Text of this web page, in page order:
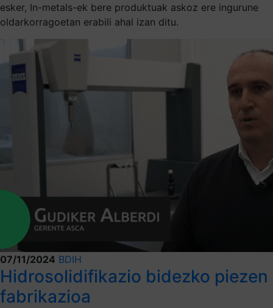
esker, In-metals-ek bere produktuak askoz ere ingurune
oldarkorragoetan erabili ahal izan ditu.
07/11/2024 BDIH
Hidrosolidifikazio bidezko piezen
fabrikazioa